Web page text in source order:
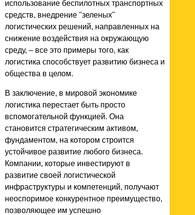
использование беспилотных транспортных
средств, внедрение "зеленых"
логистических решений, направленных на
снижение воздействия на окружающую
среду, – все это примеры того, как
логистика способствует развитию бизнеса и
общества в целом.
В заключение, в мировой экономике
логистика перестает быть просто
вспомогательной функцией. Она
становится стратегическим активом,
фундаментом, на котором строится
устойчивое развитие любого бизнеса.
Компании, которые инвестируют в
развитие своей логистической
инфраструктуры и компетенций, получают
неоспоримое конкурентное преимущество,
позволяющее им успешно